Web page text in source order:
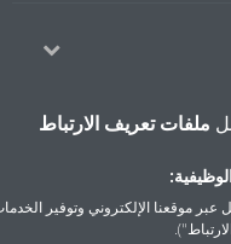
تعريف الارتباط
الإلكتروني وتوفير الخدمات التي